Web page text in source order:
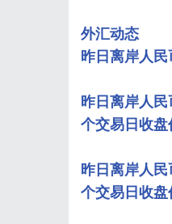
外汇动态
昨日离岸人
昨日离岸人
个交易日收盘
昨日离岸人
个交易日收盘